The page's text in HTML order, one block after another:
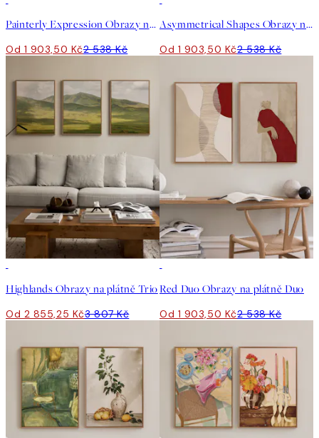
Painterly Expression Obrazy na plátně Duo
Od 1 903,50 Kč2 538 Kč
Asymmetrical Shapes Obrazy na plátně Duo
Od 1 903,50 Kč2 538 Kč
Highlands Obrazy na plátně Trio
Od 2 855,25 Kč3 807 Kč
Red Duo Obrazy na plátně Duo
Od 1 903,50 Kč2 538 Kč